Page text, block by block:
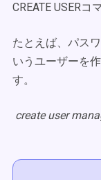
CREATE USERコ
たとえば、パス
いうユーザーを
す。
create user